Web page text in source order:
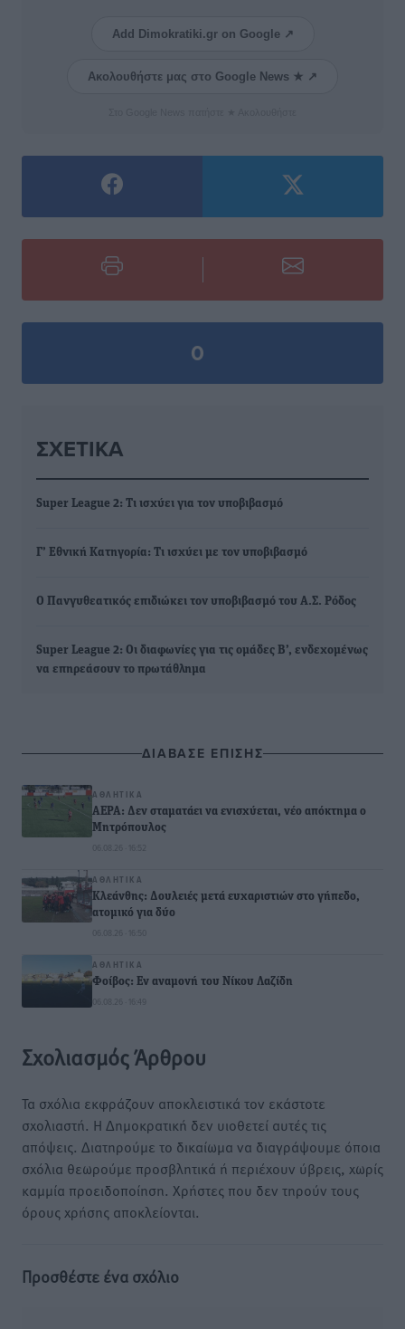
Add Dimokratiki.gr on Google ↗
Ακολουθήστε μας στο Google News ★ ↗
0
ΣΧΕΤΙΚΆ
Super League 2: Τι ισχύει για τον υποβιβασμό
Γ’ Εθνική Κατηγορία: Τι ισχύει με τον υποβιβασμό
Ο Πανγυθεατικός επιδιώκει τον υποβιβασμό του Α.Σ. Ρόδος
Super League 2: Οι διαφωνίες για τις ομάδες Β’, ενδεχομένως
να επηρεάσουν το πρωτάθλημα
ΔΙΑΒΑΣΕ ΕΠΙΣΗΣ
ΑΘΛΗΤΙΚΆ
ΑΕΡΑ: Δεν σταματάει να ενισχύεται, νέο απόκτημα ο
Μητρόπουλος
06.08.26 · 16:52
ΑΘΛΗΤΙΚΆ
Κλεάνθης: Δουλειές μετά ευχαριστιών στο γήπεδο,
ατομικό για δύο
06.08.26 · 16:50
ΑΘΛΗΤΙΚΆ
Φοίβος: Εν αναμονή του Νίκου Λαζίδη
06.08.26 · 16:49
Σχολιασμός Άρθρου
Τα σχόλια εκφράζουν αποκλειστικά τον εκάστοτε
σχολιαστή. Η Δημοκρατική δεν υιοθετεί αυτές τις
απόψεις. Διατηρούμε το δικαίωμα να διαγράψουμε όποια
σχόλια θεωρούμε προσβλητικά ή περιέχουν ύβρεις, χωρίς
καμμία προειδοποίηση. Χρήστες που δεν τηρούν τους
όρους χρήσης αποκλείονται.
Προσθέστε ένα σχόλιο